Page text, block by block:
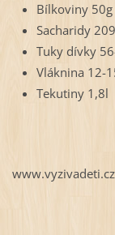
Bílkoviny 50g
Sacharidy
Tuky dívky
Vláknina 12-
Tekutiny 1,8l
www.vyzivadeti.cz